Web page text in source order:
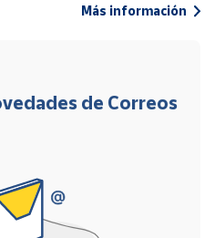
Más información
de Correos